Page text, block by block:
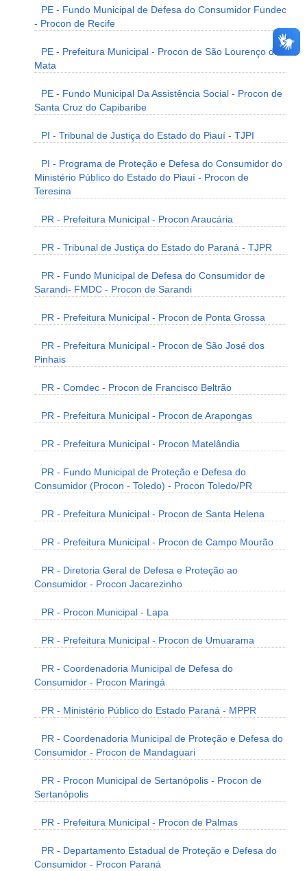
PE - Fundo Municipal de Defesa do Consumidor Fundec
- Procon de Recife
PE - Prefeitura Municipal - Procon de São Lourenço da
Mata
PE - Fundo Municipal Da Assistência Social - Procon de
Santa Cruz do Capibaribe
PI - Tribunal de Justiça do Estado do Piauí - TJPI
PI - Programa de Proteção e Defesa do Consumidor do
Ministério Público do Estado do Piauí - Procon de
Teresina
PR - Prefeitura Municipal - Procon Araucária
PR - Tribunal de Justiça do Estado do Paraná - TJPR
PR - Fundo Municipal de Defesa do Consumidor de
Sarandi- FMDC - Procon de Sarandi
PR - Prefeitura Municipal - Procon de Ponta Grossa
PR - Prefeitura Municipal - Procon de São José dos
Pinhais
PR - Comdec - Procon de Francisco Beltrão
PR - Prefeitura Municipal - Procon de Arapongas
PR - Prefeitura Municipal - Procon Matelândia
PR - Fundo Municipal de Proteção e Defesa do
Consumidor (Procon - Toledo) - Procon Toledo/PR
PR - Prefeitura Municipal - Procon de Santa Helena
PR - Prefeitura Municipal - Procon de Campo Mourão
PR - Diretoria Geral de Defesa e Proteção ao
Consumidor - Procon Jacarezinho
PR - Procon Municipal - Lapa
PR - Prefeitura Municipal - Procon de Umuarama
PR - Coordenadoria Municipal de Defesa do
Consumidor - Procon Maringá
PR - Ministério Público do Estado Paraná - MPPR
PR - Coordenadoria Municipal de Proteção e Defesa do
Consumidor - Procon de Mandaguari
PR - Procon Municipal de Sertanópolis - Procon de
Sertanópolis
PR - Prefeitura Municipal - Procon de Palmas
PR - Departamento Estadual de Proteção e Defesa do
Consumidor - Procon Paraná